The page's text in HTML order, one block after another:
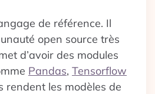
de référence. Il
open source très
d’avoir des modules
Pandas, Tensorflow
rendent les modèles de